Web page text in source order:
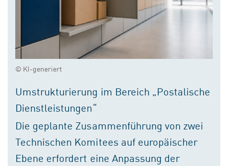
© KI-generiert
Umstrukturierung im Bereich „Postalische
Dienstleistungen“
Die geplante Zusammenführung von zwei
Technischen Komitees auf europäischer
Ebene erfordert eine Anpassung der